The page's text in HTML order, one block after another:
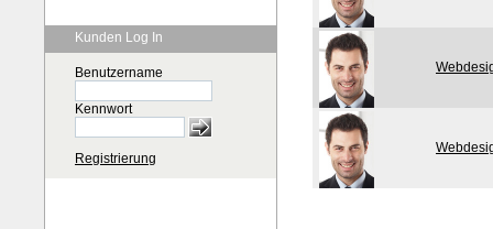
Kunden Log In
Benutzername
Kennwort
Registrierung